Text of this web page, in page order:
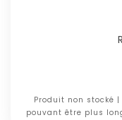
Produit non stocké
pouvant être plus